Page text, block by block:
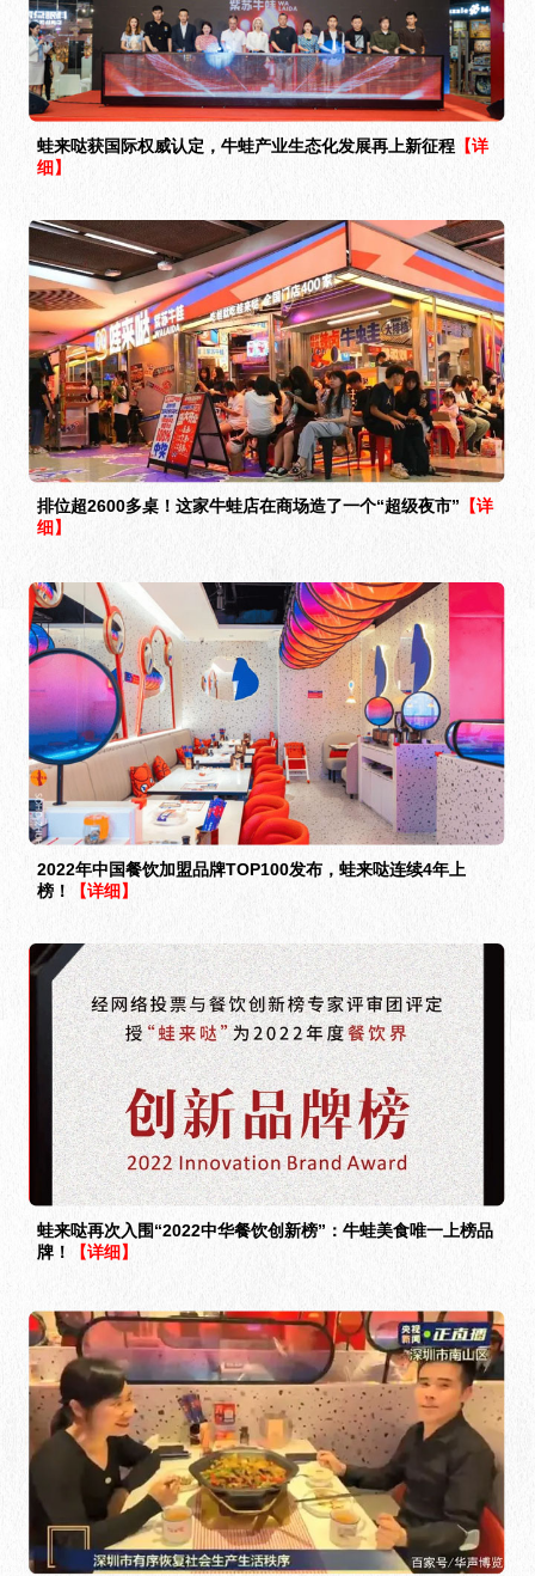
蛙来哒获国际权威认定，牛蛙产业生态化发展再上新征程 【详
细】
排位超2600多桌！这家牛蛙店在商场造了一个“超级夜市” 【详
细】
2022年中国餐饮加盟品牌TOP100发布，蛙来哒连续4年上
榜！
【详细】
蛙来哒再次入围“2022中华餐饮创新榜”：牛蛙美食唯一上榜品
牌！
【详细】